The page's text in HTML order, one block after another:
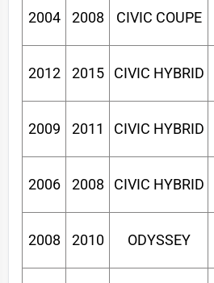
2004 2008 CIVIC COUPE
2012 2015 CIVIC HYBRID
2009 2011 CIVIC HYBRID
2006 2008 CIVIC HYBRID
2008 2010 ODYSSEY